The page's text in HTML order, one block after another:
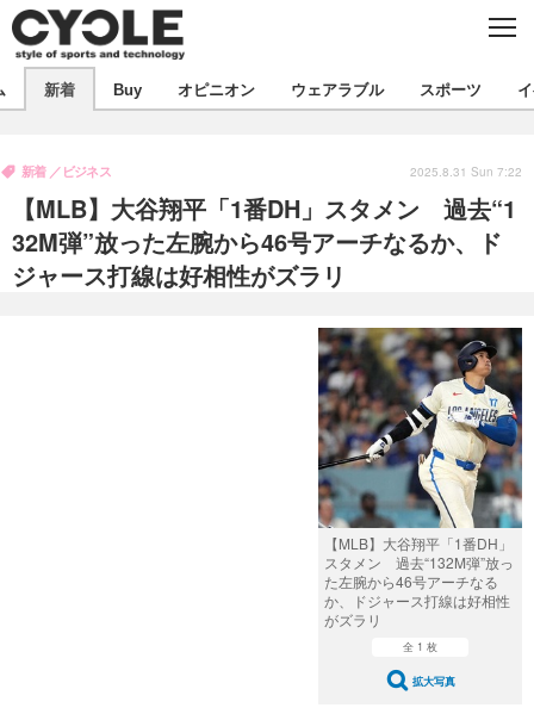
C
E
製品/用品
衣類
飲食
バックナンバー
コラム
インプレ
ボイス
デバイス
ビジネス
国内
海外
スポーツ
短信
写真
イベント
スポーツ
文化
出版／映画
ファッション
写真
政治
新着 Buy オピニオン ウェアラブル スポーツ
【MLB】大谷翔平「1番DH」スタメン 過去“1
32M弾”放った左腕から46号アーチなるか、ド
ジャース打線は好相性がズラリ
新着 ビジネス 2025.8.31 Sun 7:22
【MLB】大谷翔平「1番DH」
スタメン 過去“132M弾”放っ
た左腕から46号アーチなる
か、ドジャース打線は好相性
がズラリ
全 1 枚
拡大写真